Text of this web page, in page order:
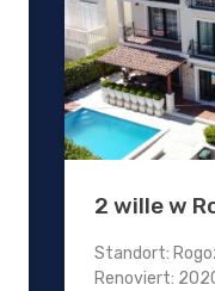
2 wille w
Standort:
Renoviert: